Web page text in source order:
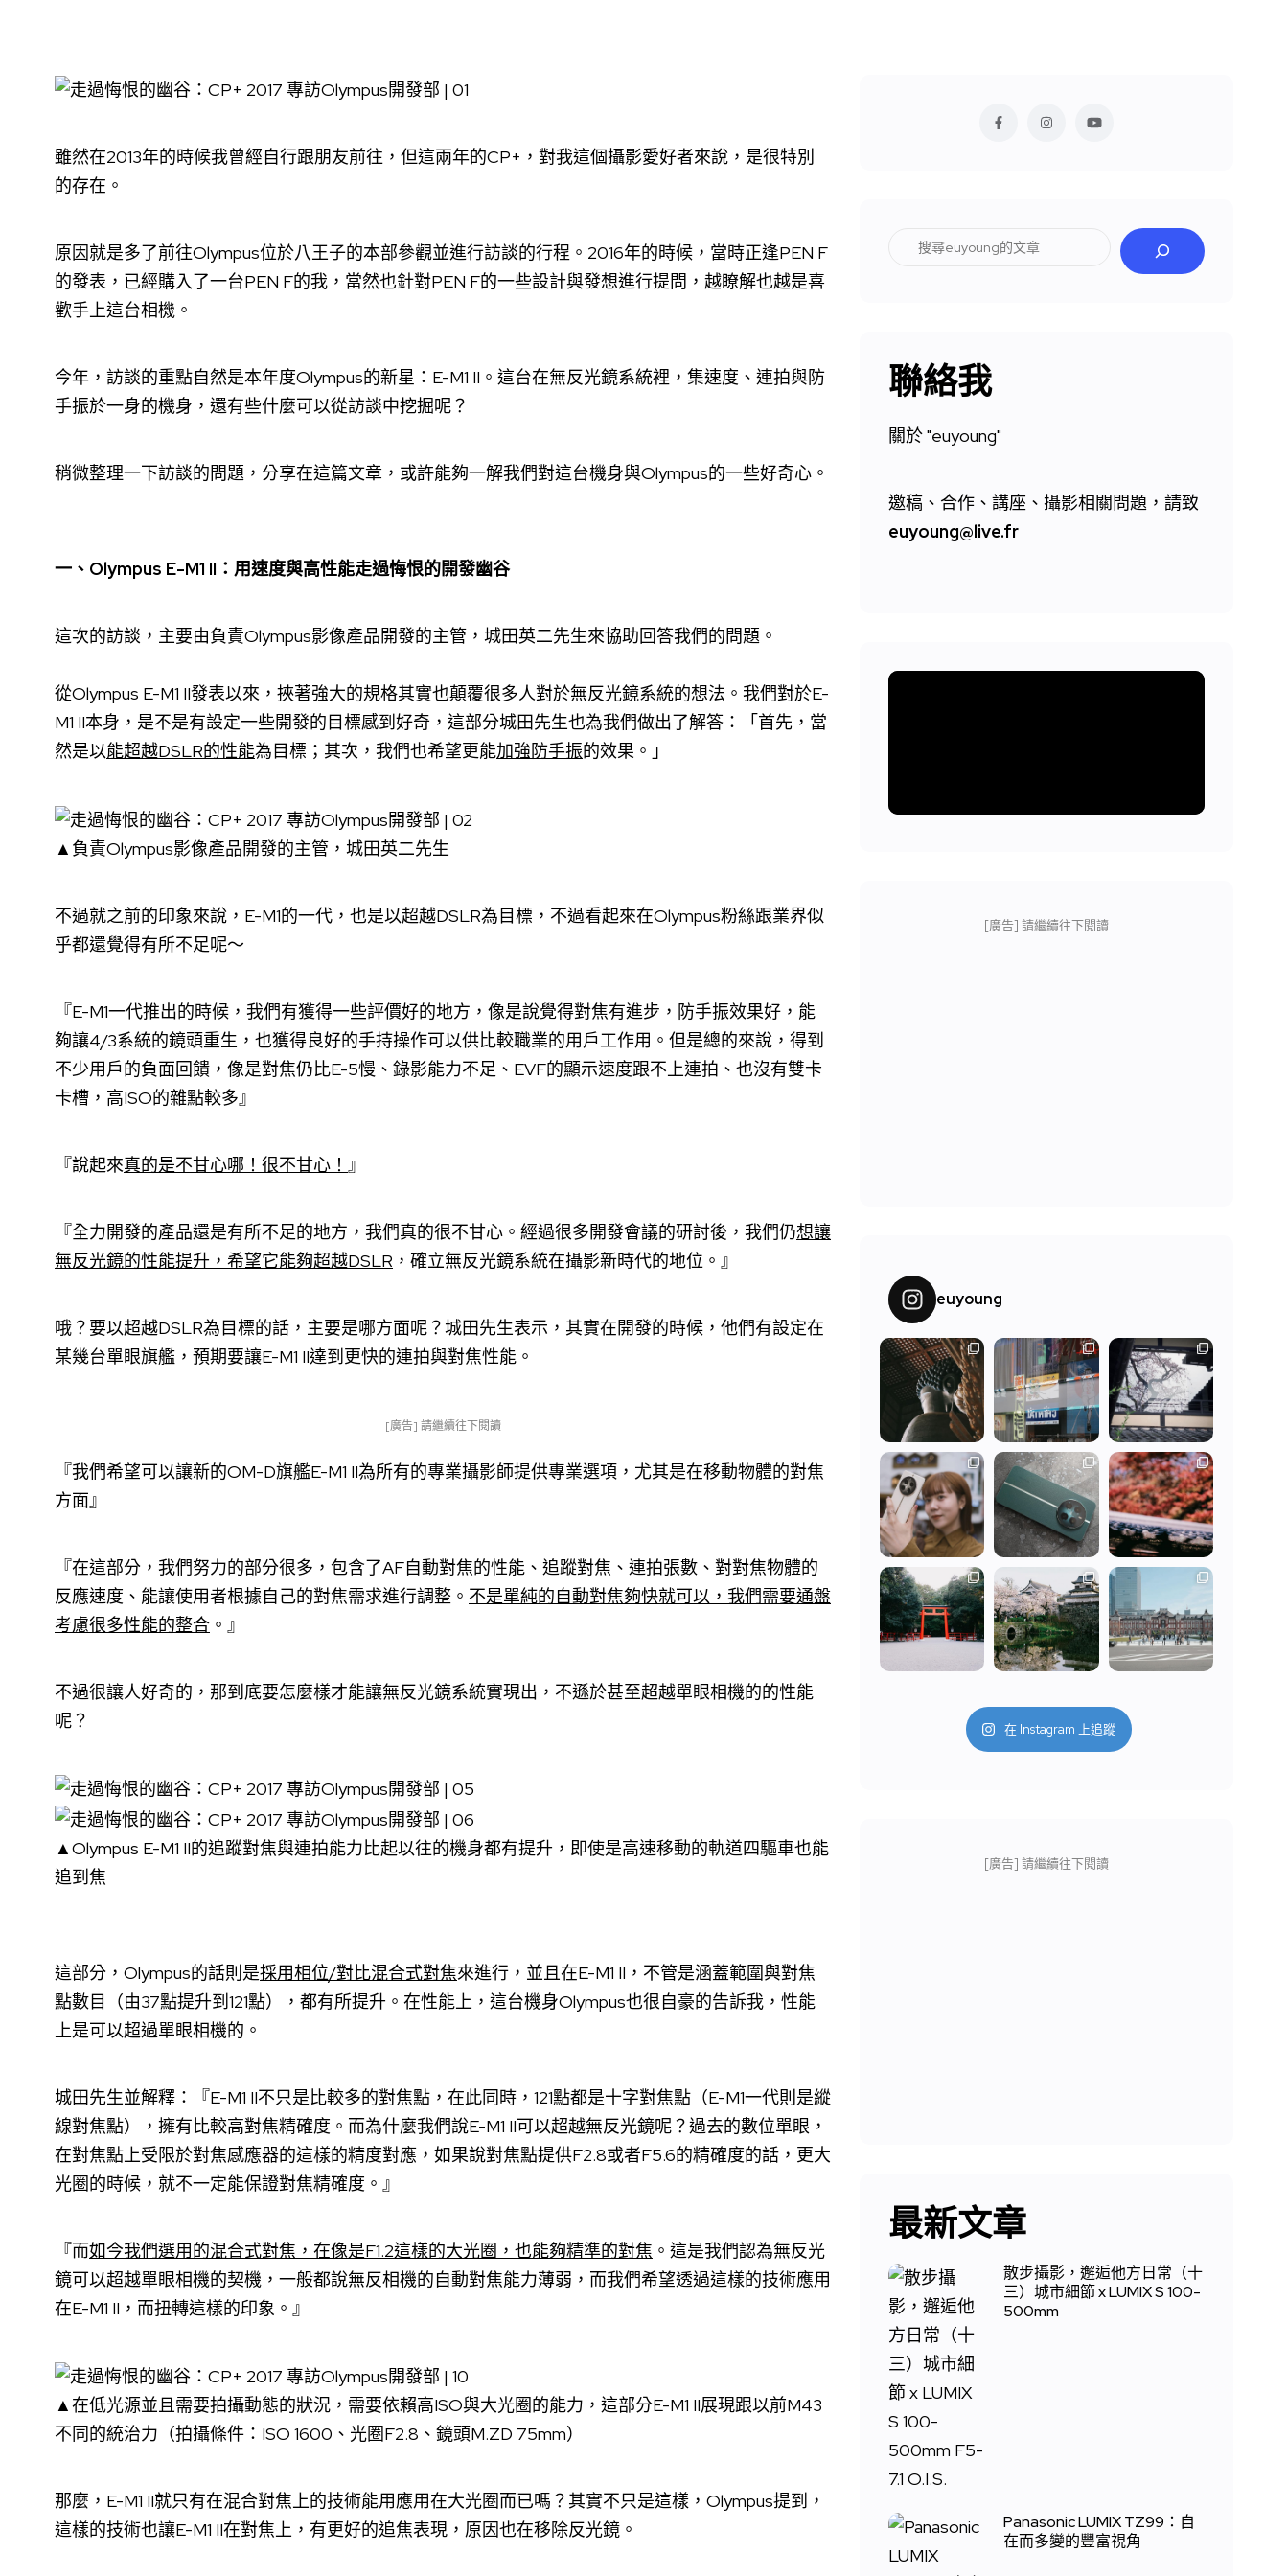
雖然在2013年的時候我曾經自行跟朋友前往，但這兩年的CP+，對我這個攝影愛好者來說，是很特別
的存在。
原因就是多了前往Olympus位於八王子的本部參觀並進行訪談的行程。2016年的時候，當時正逢PEN F
的發表，已經購入了一台PEN F的我，當然也針對PEN F的一些設計與發想進行提問，越瞭解也越是喜
歡手上這台相機。
今年，訪談的重點自然是本年度Olympus的新星：E-M1 II。這台在無反光鏡系統裡，集速度、連拍與防
手振於一身的機身，還有些什麼可以從訪談中挖掘呢？
稍微整理一下訪談的問題，分享在這篇文章，或許能夠一解我們對這台機身與Olympus的一些好奇心。
一、Olympus E-M1 II：用速度與高性能走過悔恨的開發幽谷
這次的訪談，主要由負責Olympus影像產品開發的主管，城田英二先生來協助回答我們的問題。
從Olympus E-M1 II發表以來，挾著強大的規格其實也顛覆很多人對於無反光鏡系統的想法。我們對於E-
M1 II本身，是不是有設定一些開發的目標感到好奇，這部分城田先生也為我們做出了解答：「首先，當
然是以能超越DSLR的性能為目標；其次，我們也希望更能加強防手振的效果。」
▲負責Olympus影像產品開發的主管，城田英二先生
不過就之前的印象來說，E-M1的一代，也是以超越DSLR為目標，不過看起來在Olympus粉絲跟業界似
乎都還覺得有所不足呢～
『E-M1一代推出的時候，我們有獲得一些評價好的地方，像是說覺得對焦有進步，防手振效果好，能
夠讓4/3系統的鏡頭重生，也獲得良好的手持操作可以供比較職業的用戶工作用。但是總的來說，得到
不少用戶的負面回饋，像是對焦仍比E-5慢、錄影能力不足、EVF的顯示速度跟不上連拍、也沒有雙卡
卡槽，高ISO的雜點較多』
『說起來真的是不甘心哪！很不甘心！ 』
『全力開發的產品還是有所不足的地方，我們真的很不甘心。經過很多開發會議的研討後，我們仍想讓
無反光鏡的性能提升，希望它能夠超越DSLR ，確立無反光鏡系統在攝影新時代的地位。』
哦？要以超越DSLR為目標的話，主要是哪方面呢？城田先生表示，其實在開發的時候，他們有設定在
某幾台單眼旗艦，預期要讓E-M1 II達到更快的連拍與對焦性能。
[廣告] 請繼續往下閱讀
『我們希望可以讓新的OM-D旗艦E-M1 II為所有的專業攝影師提供專業選項，尤其是在移動物體的對焦
方面』
『在這部分，我們努力的部分很多，包含了AF自動對焦的性能、追蹤對焦、連拍張數、對對焦物體的
反應速度、能讓使用者根據自己的對焦需求進行調整。 不是單純的自動對焦夠快就可以，我們需要通盤
考慮很多性能的整合 。』
不過很讓人好奇的，那到底要怎麼樣才能讓無反光鏡系統實現出，不遜於甚至超越單眼相機的的性能
呢？
▲Olympus E-M1 II的追蹤對焦與連拍能力比起以往的機身都有提升，即使是高速移動的軌道四驅車也能
追到焦
這部分，Olympus的話則是採用相位/對比混合式對焦來進行，並且在E-M1 II，不管是涵蓋範圍與對焦
點數目（由37點提升到121點），都有所提升。在性能上，這台機身Olympus也很自豪的告訴我，性能
上是可以超過單眼相機的。
城田先生並解釋：『E-M1 II不只是比較多的對焦點，在此同時，121點都是十字對焦點（E-M1一代則是縱
線對焦點），擁有比較高對焦精確度。而為什麼我們說E-M1 II可以超越無反光鏡呢？過去的數位單眼，
在對焦點上受限於對焦感應器的這樣的精度對應，如果說對焦點提供F2.8或者F5.6的精確度的話，更大
光圈的時候，就不一定能保證對焦精確度。』
『而如今我們選用的混合式對焦，在像是F1.2這樣的大光圈，也能夠精準的對焦 。這是我們認為無反光
鏡可以超越單眼相機的契機，一般都說無反相機的自動對焦能力薄弱，而我們希望透過這樣的技術應用
在E-M1 II，而扭轉這樣的印象。』
▲在低光源並且需要拍攝動態的狀況，需要依賴高ISO與大光圈的能力，這部分E-M1 II展現跟以前M43
不同的統治力（拍攝條件：ISO 1600、光圈F2.8、鏡頭M.ZD 75mm）
那麼，E-M1 II就只有在混合對焦上的技術能用應用在大光圈而已嗎？其實不只是這樣，Olympus提到，
這樣的技術也讓E-M1 II在對焦上，有更好的追焦表現，原因也在移除反光鏡。
聯絡我
關於 "euyoung"
邀稿、合作、講座、攝影相關問題，請致
euyoung@live.fr
[廣告] 請繼續往下閱讀
euyoung
在 Instagram 上追蹤
[廣告] 請繼續往下閱讀
最新文章
散步攝影，邂逅他方日常（十
三）城市細節 x LUMIX S 100-
500mm
Panasonic LUMIX TZ99：自
在而多變的豐富視角